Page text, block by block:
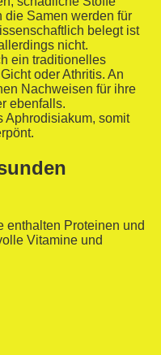
die Samen werden für
belegt ist
nicht.
ein traditionelles
oder Athritis. An
Nachweisen für ihre
ebenfalls.
Aphrodisiakum, somit
enthalten Proteinen und
Vitamine und